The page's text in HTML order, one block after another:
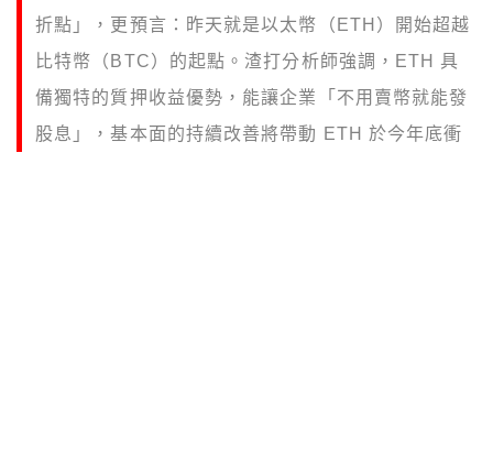
折點」，更預言：昨天就是以太幣（ETH）開始超越
比特幣（BTC）的起點。渣打分析師強調，ETH 具
備獨特的質押收益優勢，能讓企業「不用賣幣就能發
股息」，基本面的持續改善將帶動 ETH 於今年底衝